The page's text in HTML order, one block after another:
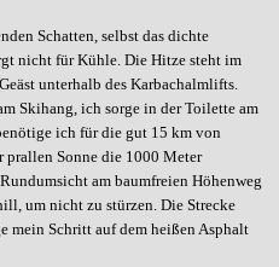
Schatten, selbst das dichte
nicht für Kühle. Die Hitze steht im
unterhalb des Karbachalmlifts.
Skihang, ich sorge in der Toilette am
ich für die gut 15 km von
Sonne die 1000 Meter
am baumfreien Höhenweg
um nicht zu stürzen. Die Strecke
mein Schritt auf dem heißen Asphalt